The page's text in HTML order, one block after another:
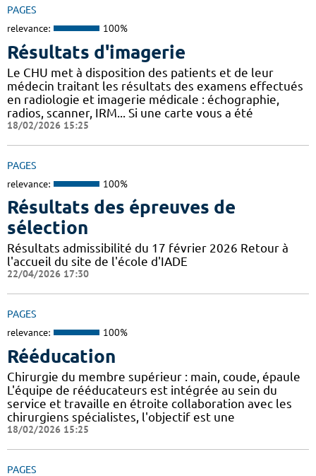
PAGES
relevance: 100%
Résultats d'imagerie
Le CHU met à disposition des patients et de leur
médecin traitant les résultats des examens effectués
en radiologie et imagerie médicale : échographie,
radios, scanner, IRM... Si une carte vous a été
18/02/2026 15:25
PAGES
relevance: 100%
Résultats des épreuves de
sélection
Résultats admissibilité du 17 février 2026 Retour à
l'accueil du site de l'école d'IADE
22/04/2026 17:30
PAGES
relevance: 100%
Rééducation
Chirurgie du membre supérieur : main, coude, épaule
L'équipe de rééducateurs est intégrée au sein du
service et travaille en étroite collaboration avec les
chirurgiens spécialistes, l'objectif est une
18/02/2026 15:25
PAGES